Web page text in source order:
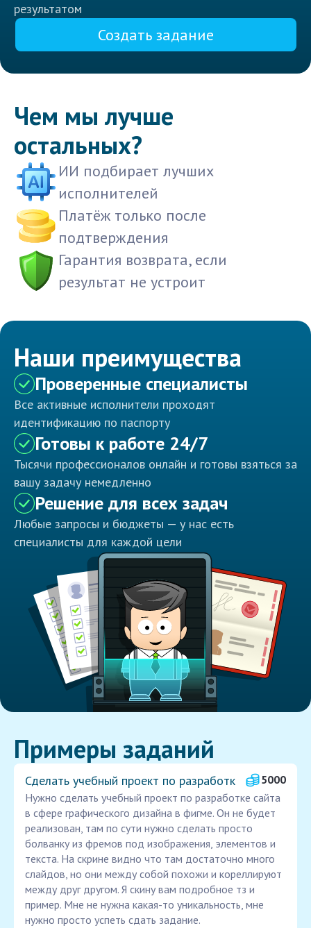
результатом
Создать задание
Чем мы лучше
остальных?
ИИ подбирает лучших
исполнителей
Платёж только после
подтверждения
Гарантия возврата, если
результат не устроит
Наши преимущества
Проверенные специалисты
Все активные исполнители проходят
идентификацию по паспорту
Готовы к работе 24/7
Тысячи профессионалов онлайн и готовы взяться за
вашу задачу немедленно
Решение для всех задач
Любые запросы и бюджеты — у нас есть
специалисты для каждой цели
Примеры заданий
Сделать учебный проект по разработк
5000
Нужно сделать учебный проект по разработке сайта
в сфере графического дизайна в фигме. Он не будет
реализован, там по сути нужно сделать просто
болванку из фремов под изображения, элементов и
текста. На скрине видно что там достаточно много
слайдов, но они между собой похожи и кореллируют
между друг другом. Я скину вам подробное тз и
пример. Мне не нужна какая-то уникальность, мне
нужно просто успеть сдать задание.